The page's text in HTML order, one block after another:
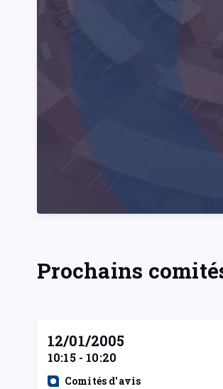
Prochains
12/01/2005
10:15 - 10:20
Comités d'avis